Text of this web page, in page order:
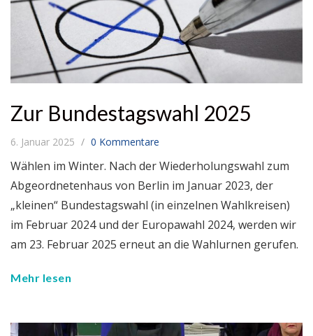
Zur Bundestagswahl 2025
6. Januar 2025 0 Kommentare
Wählen im Winter. Nach der Wiederholungswahl zum
Abgeordnetenhaus von Berlin im Januar 2023, der
„kleinen“ Bundestagswahl (in einzelnen Wahlkreisen)
im Februar 2024 und der Europawahl 2024, werden wir
am 23. Februar 2025 erneut an die Wahlurnen gerufen.
Mehr lesen